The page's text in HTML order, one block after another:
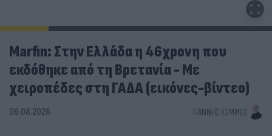
Marfin: Στην Ελλάδα η 46χρονη που
εκδόθηκε από τη Βρετανία - Με
χειροπέδες στη ΓΑΔΑ (εικόνες-βίντεο)
06.08.2026 ΓΙΆΝΝΗΣ ΚΈΜΜΟΣ